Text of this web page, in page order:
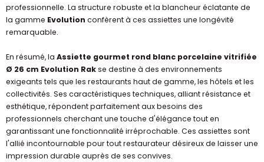
professionnelle. La structure robuste et la blancheur éclatante de
la gamme Evolution confèrent à ces assiettes une longévité
remarquable.
En résumé, la Assiette gourmet rond blanc porcelaine vitrifiée
Ø 26 cm Evolution Rakse destine à des environnements
exigeants tels que les restaurants haut de gamme, les hôtels et les
collectivités. Ses caractéristiques techniques, alliant résistance et
esthétique, répondent parfaitement aux besoins des
professionnels cherchant une touche d'élégance tout en
garantissant une fonctionnalité irréprochable. Ces assiettes sont
l'allié incontournable pour tout restaurateur désireux de laisser une
impression durable auprès de ses convives.